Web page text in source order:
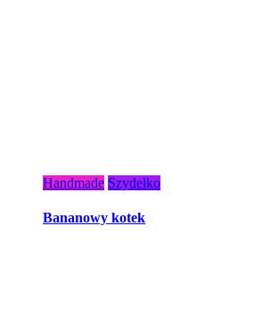
Handmade Szydełko
Bananowy kotek